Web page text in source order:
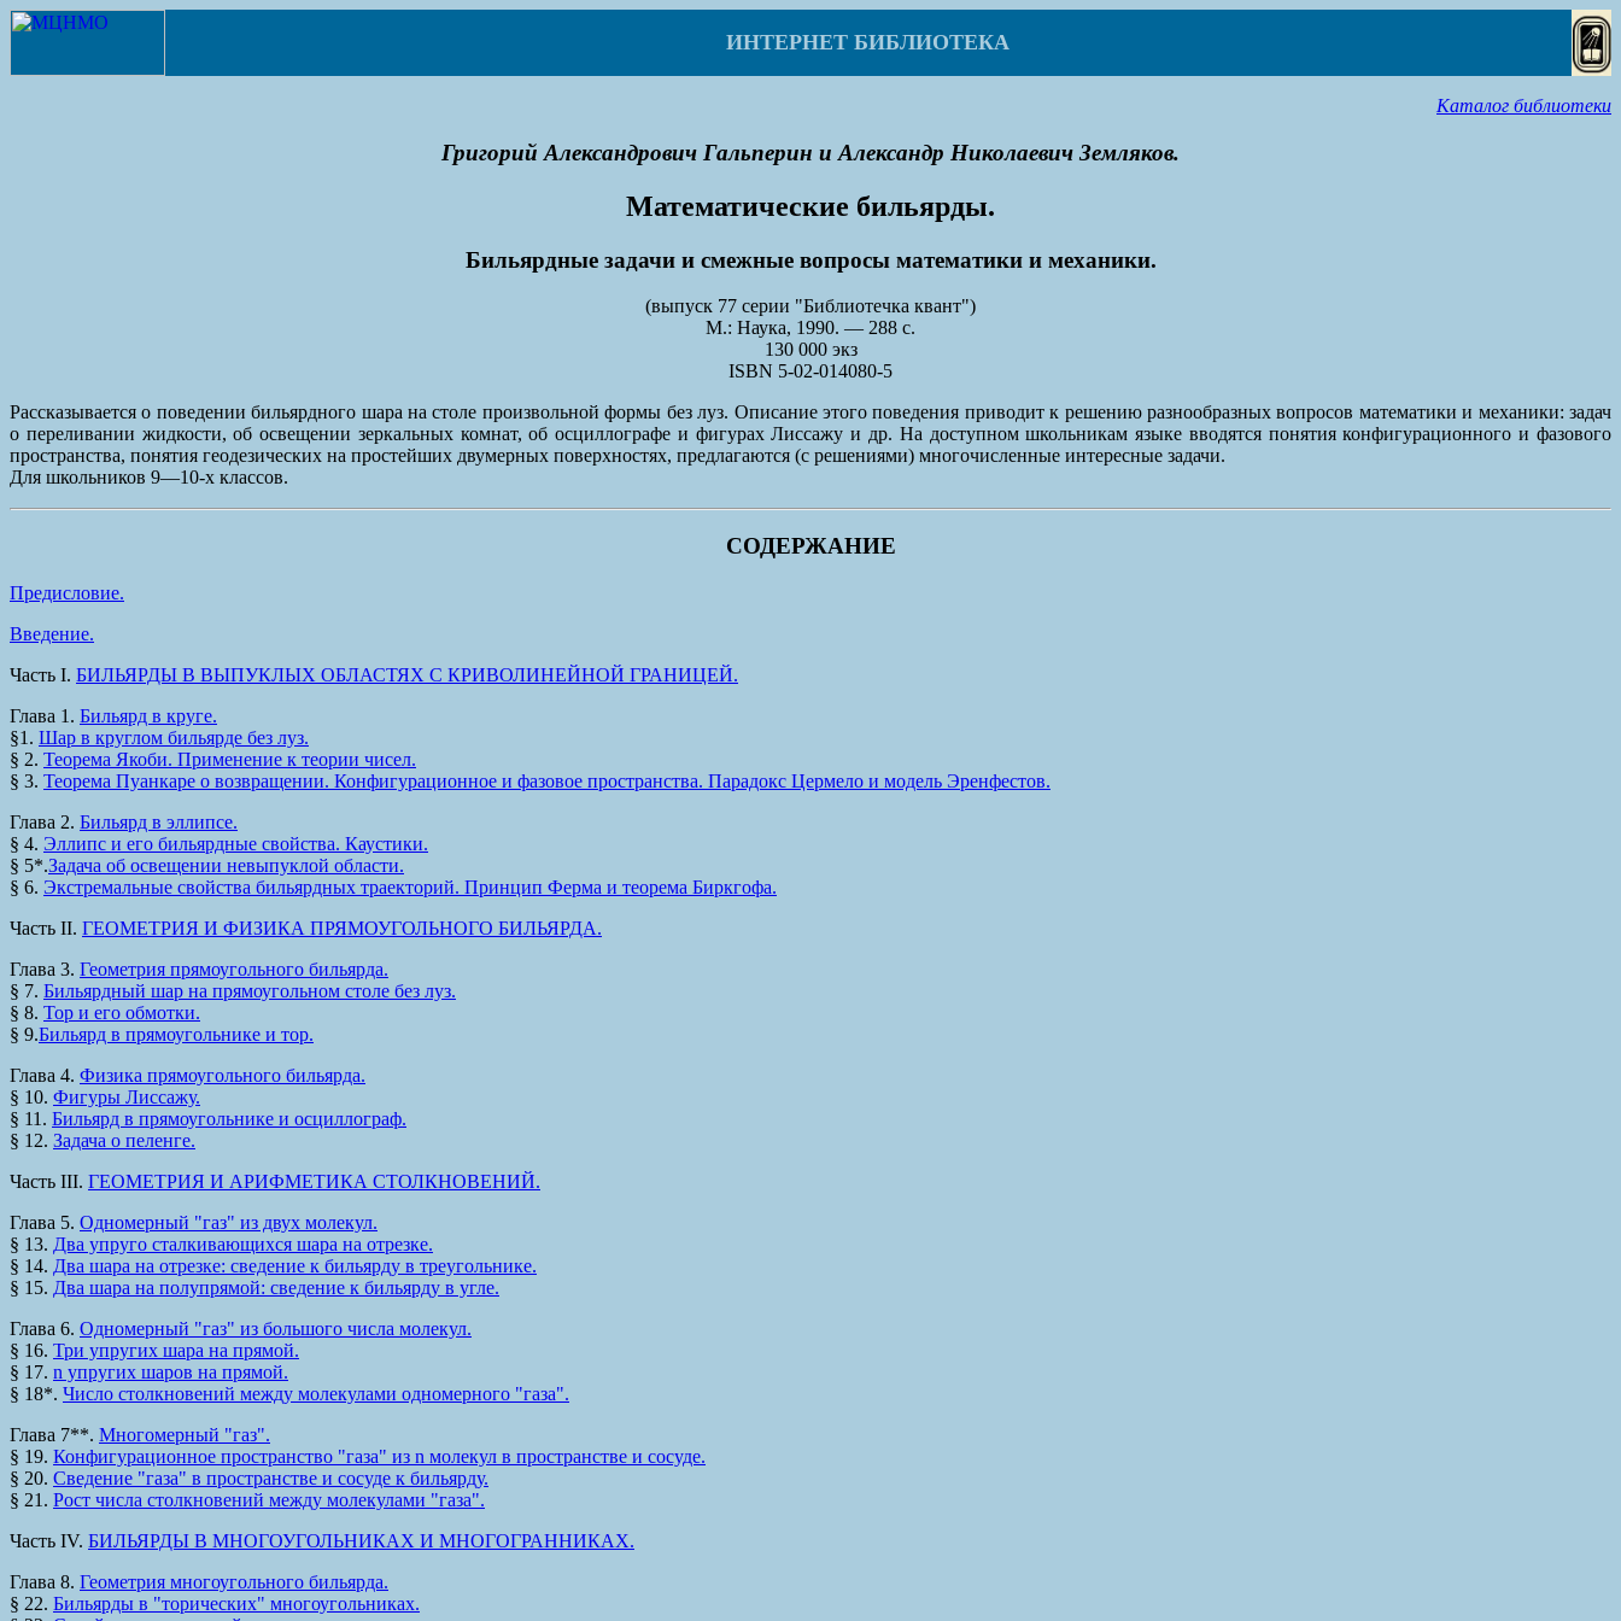
ИНТЕРНЕТ БИБЛИОТЕКА
Каталог библиотеки
Григорий Александрович Гальперин и Александр Николаевич Земляков.
Математические бильярды.
Бильярдные задачи и смежные вопросы математики и механики.
(выпуск 77 серии "Библиотечка квант")
М.: Наука, 1990. — 288 с.
130 000 экз
ISBN 5-02-014080-5
Рассказывается о поведении бильярдного шара на столе произвольной формы без луз. Описание этого поведения приводит к решению разнообразных вопросов математики и механики: задач
о переливании жидкости, об освещении зеркальных комнат, об осциллографе и фигурах Лиссажу и др. На доступном школьникам языке вводятся понятия конфигурационного и фазового
пространства, понятия геодезических на простейших двумерных поверхностях, предлагаются (с решениями) многочисленные интересные задачи.
Для школьников 9—10-х классов.
СОДЕРЖАНИЕ
Предисловие.
Введение.
Часть I. БИЛЬЯРДЫ В ВЫПУКЛЫХ ОБЛАСТЯХ С КРИВОЛИНЕЙНОЙ ГРАНИЦЕЙ.
Глава 1. Бильярд в круге.
§1. Шар в круглом бильярде без луз.
§ 2. Теорема Якоби. Применение к теории чисел.
§ 3. Теорема Пуанкаре о возвращении. Конфигурационное и фазовое пространства. Парадокс Цермело и модель Эренфестов.
Глава 2. Бильярд в эллипсе.
§ 4. Эллипс и его бильярдные свойства. Каустики.
§ 5*.Задача об освещении невыпуклой области.
§ 6. Экстремальные свойства бильярдных траекторий. Принцип Ферма и теорема Биркгофа.
Часть II. ГЕОМЕТРИЯ И ФИЗИКА ПРЯМОУГОЛЬНОГО БИЛЬЯРДА.
Глава 3. Геометрия прямоугольного бильярда.
§ 7. Бильярдный шар на прямоугольном столе без луз.
§ 8. Top и его обмотки.
§ 9.Бильярд в прямоугольнике и тор.
Глава 4. Физика прямоугольного бильярда.
§ 10. Фигуры Лиссажу.
§ 11. Бильярд в прямоугольнике и осциллограф.
§ 12. Задача о пеленге.
Часть III. ГЕОМЕТРИЯ И АРИФМЕТИКА СТОЛКНОВЕНИЙ.
Глава 5. Одномерный "газ" из двух молекул.
§ 13. Два упруго сталкивающихся шара на отрезке.
§ 14. Два шара на отрезке: сведение к бильярду в треугольнике.
§ 15. Два шара на полупрямой: сведение к бильярду в угле.
Глава 6. Одномерный "газ" из большого числа молекул.
§ 16. Три упругих шара на прямой.
§ 17. n упругих шаров на прямой.
§ 18*. Число столкновений между молекулами одномерного "газа".
Глава 7**. Многомерный "газ".
§ 19. Конфигурационное пространство "газа" из n молекул в пространстве и сосуде.
§ 20. Сведение "газа" в пространстве и сосуде к бильярду.
§ 21. Рост числа столкновений между молекулами "газа".
Часть IV. БИЛЬЯРДЫ В МНОГОУГОЛЬНИКАХ И МНОГОГРАННИКАХ.
Глава 8. Геометрия многоугольного бильярда.
§ 22. Бильярды в "торических" многоугольниках.